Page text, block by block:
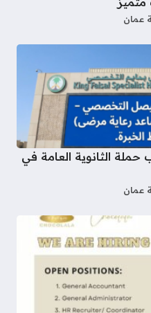
عمان
حملة الثانوية العامة في
عمان